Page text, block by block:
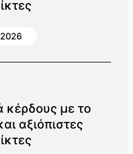
κέρδους με το
αξιόπιστες